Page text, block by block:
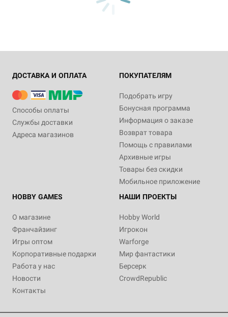
ДОСТАВКА И ОПЛАТА
Способы оплаты
Службы доставки
Адреса магазинов
ПОКУПАТЕЛЯМ
Подобрать игру
Бонусная программа
Информация о заказе
Возврат товара
Помощь с правилами
Архивные игры
Товары без скидки
Мобильное приложение
HOBBY GAMES
О магазине
Франчайзинг
Игры оптом
Корпоративные подарки
Работа у нас
Новости
Контакты
НАШИ ПРОЕКТЫ
Hobby World
Игрокон
Warforge
Мир фантастики
Берсерк
CrowdRepublic